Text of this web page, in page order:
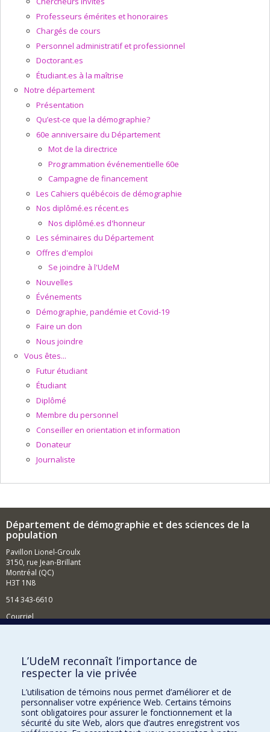
Professeurs émérites et honoraires
Chargés de cours
Personnel administratif et professionnel
Doctorant.es
Étudiant.es à la maîtrise
Notre département
Présentation
Qu’est-ce que la démographie?
60e anniversaire du Département
Mot de la directrice
Programmation événementielle 60e
Campagne de financement
Les Cahiers québécois de démographie
Nos diplômé.es récent.es
Nos diplômé.es d'honneur
Les séminaires du Département
Offres d'emploi
Se joindre à l'UdeM
Nouvelles
Événements
Démographie, pandémie et Covid-19
Faire un don
Nous joindre
Vous êtes...
Futur étudiant
Étudiant
Diplômé
Membre du personnel
Conseiller en orientation et information
Donateur
Journaliste
Département de démographie et des sciences de la
population
Pavillon Lionel-Groulx
3150, rue Jean-Brillant
Montréal (QC)
H3T 1N8
514 343-6610
Courriel
Comment soutenir le Département?
BESOIN D'AIDE?
Plan du site
Signaler une erreur
Accessibilité
L’UdeM reconnaît l’importance de
respecter la vie privée
L’utilisation de témoins nous permet d’améliorer et de
personnaliser votre expérience Web. Certains témoins
sont obligatoires pour assurer le fonctionnement et la
sécurité du site Web, alors que d’autres enregistrent vos